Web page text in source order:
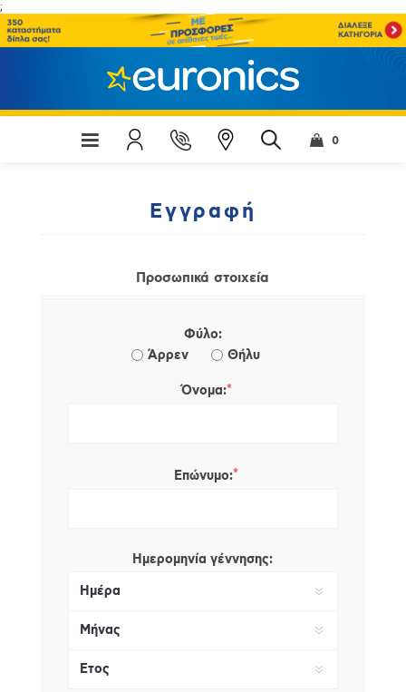
;
0
Εγγραφή
Προσωπικά στοιχεία
Φύλο:
Άρρεν
Θήλυ
Όνομα:*
Επώνυμο:*
Ημερομηνία γέννησης: